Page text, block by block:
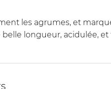
les agrumes, et
belle longueur, acidulée,